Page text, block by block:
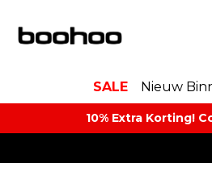
SALE Nieuw
10% Extra Korting!